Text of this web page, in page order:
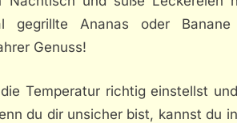
gegrillte Ananas oder
Genuss!
Temperatur richtig einstellst
du dir unsicher bist, kannst du